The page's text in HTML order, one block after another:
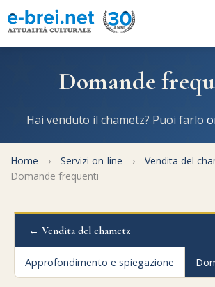
Informativa
e-book
La tradizione
Servizi on-
Orari di Shabbat
Convertitore di
Spunti Feste e
Domande
Hai venduto il chametz? Puoi farlo
Home › Servizi on-line › Vendita del
Domande frequenti
← Vendita del chametz
Approfondimento e spiegazione